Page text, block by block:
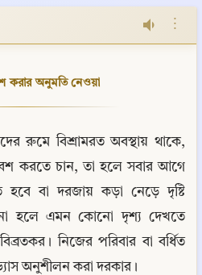
⋮
করার অনুমতি নেওয়া
রুমে বিশ্রামরত অবস্থায় থাকে,
করতে চান, তা হলে সবার আগে
হবে বা দরজায় কড়া নেড়ে দৃষ্টি
হলে এমন কোনো দৃশ্য দেখতে
নিজের পরিবার বা বর্ধিত
অনুশীলন করা দরকার।